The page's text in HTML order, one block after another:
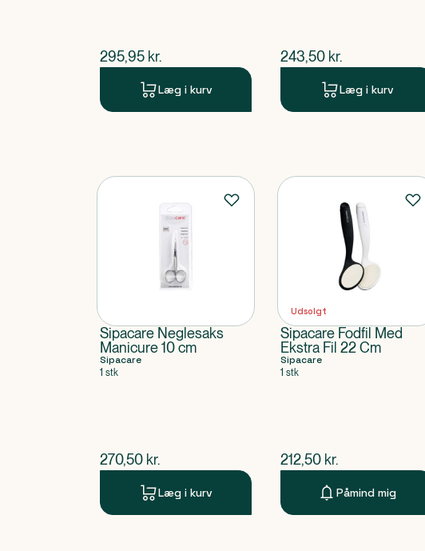
$nuværende pris
295,95 kr.
Læg i kurv
$nuværende pris
243,50 kr.
Læg i kurv
Sipacare Neglesaks
Manicure 10 cm
Sipacare
1 stk
$nuværende pris
270,50 kr.
Læg i kurv
Udsolgt
Sipacare Fodfil Med
Ekstra Fil 22 Cm
Sipacare
1 stk
$nuværende pris
212,50 kr.
Påmind mig